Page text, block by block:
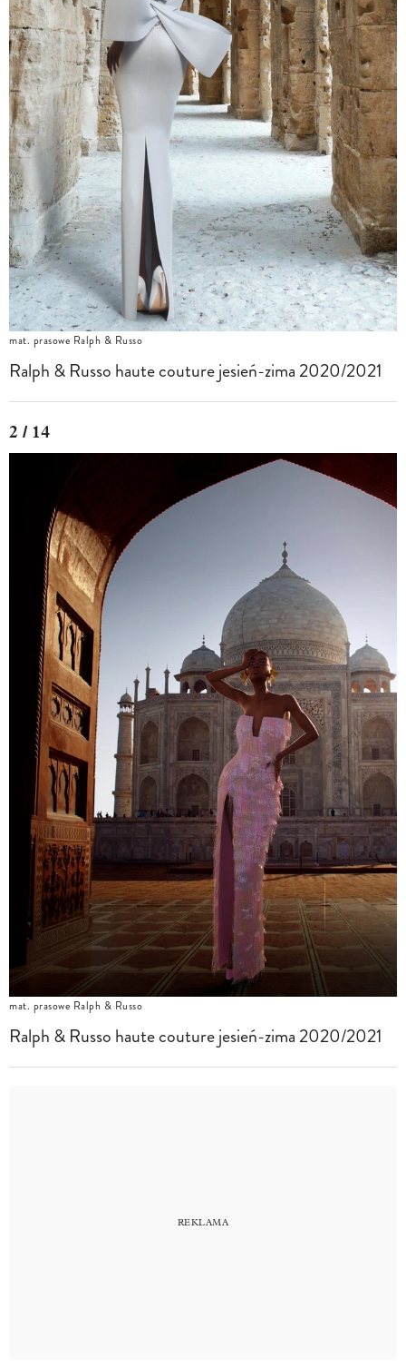
mat. prasowe Ralph & Russo
Ralph & Russo haute couture jesień-zima 2020/2021
2 / 14
mat. prasowe Ralph & Russo
Ralph & Russo haute couture jesień-zima 2020/2021